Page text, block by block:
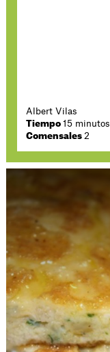
Albert Vilas
Tiempo15 minutos
Comensales2